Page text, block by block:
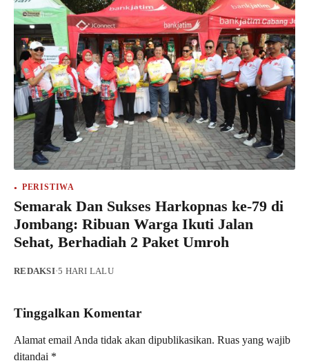
PERISTIWA
Semarak Dan Sukses Harkopnas ke-79 di
Jombang: Ribuan Warga Ikuti Jalan
Sehat, Berhadiah 2 Paket Umroh
REDAKSI·5 HARI LALU
Tinggalkan Komentar
Alamat email Anda tidak akan dipublikasikan. Ruas yang wajib
ditandai *